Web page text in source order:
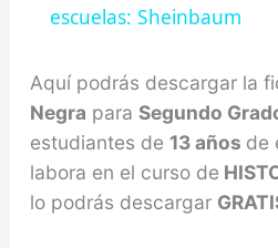
escuelas: Sheinbaum
Aquí podrás descargar la
Negra para Segundo
estudiantes de 13 años de
labora en el curso de
lo podrás descargar